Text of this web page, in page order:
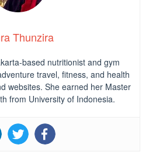
Thunzira
based nutritionist and gym
travel, fitness, and health
websites. She earned her Master
from University of Indonesia.